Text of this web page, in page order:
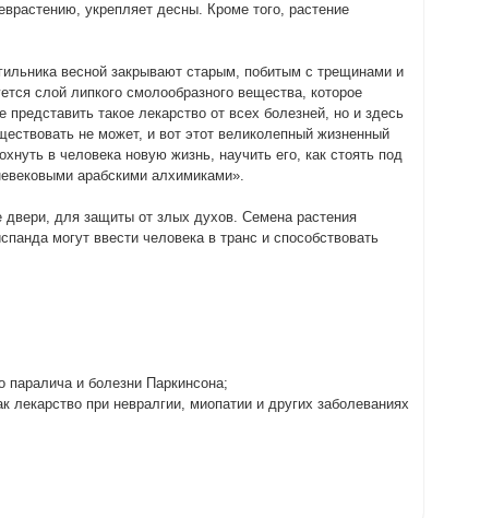
укрепляет десны. Кроме того, растение
весной закрывают старым, побитым с трещинами и
слой липкого смолообразного вещества, которое
такое лекарство от всех болезней, но и здесь
не может, и вот этот великолепный жизненный
в человека новую жизнь, научить его, как стоять под
арабскими алхимиками».
двери, для защиты от злых духов. Семена растения
могут ввести человека в транс и способствовать
паралича и болезни Паркинсона;
лекарство при невралгии, миопатии и других заболеваниях